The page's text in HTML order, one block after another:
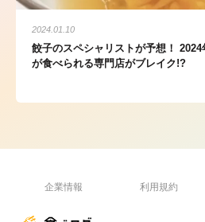
2024.01.10
餃子のスペシャリストが予想！
が食べられる専門店がブレイク!?
企業情報 利用規約